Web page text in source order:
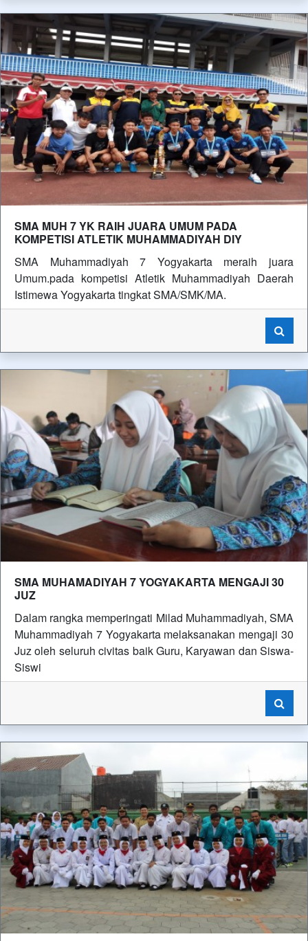
SMA MUH 7 YK RAIH JUARA UMUM PADA
KOMPETISI ATLETIK MUHAMMADIYAH DIY
SMA Muhammadiyah 7 Yogyakarta meraih juara
Umum.pada kompetisi Atletik Muhammadiyah Daerah
Istimewa Yogyakarta tingkat SMA/SMK/MA.
SMA MUHAMADIYAH 7 YOGYAKARTA MENGAJI 30
JUZ
Dalam rangka memperingati Milad Muhammadiyah, SMA
Muhammadiyah 7 Yogyakarta melaksanakan mengaji 30
Juz oleh seluruh civitas baik Guru, Karyawan dan Siswa-
Siswi